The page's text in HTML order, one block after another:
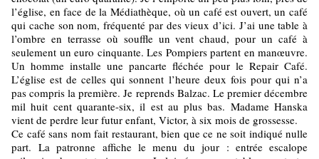
l’église, en face de la Médiathèque, où un café est ouvert, un café
qui cache son nom, fréquenté par des vieux d’ici. J’ai une table à
l’ombre en terrasse où souffle un vent chaud, pour un café à
seulement un euro cinquante. Les Pompiers partent en manœuvre.
Un homme installe une pancarte fléchée pour le Repair Café.
L’église est de celles qui sonnent l’heure deux fois pour qui n’a
pas compris la première. Je reprends Balzac. Le premier décembre
mil huit cent quarante-six, il est au plus bas. Madame Hanska
vient de perdre leur futur enfant, Victor, à six mois de grossesse.
Ce café sans nom fait restaurant, bien que ce ne soit indiqué nulle
part. La patronne affiche le menu du jour : entrée escalope